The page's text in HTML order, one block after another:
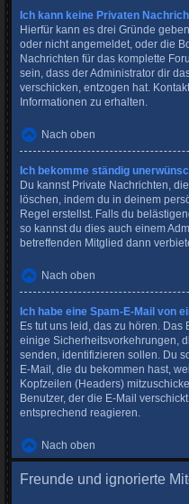
Ich kann keine Privaten
Hierfür kann es drei Gründe
oder nicht angemeldet, oder die
Nachrichten für das komplette
sein, dass der Administrator dir
verschicken, entzogen hat.
Informationen zu erhalten.
Nach oben
Ich bekomme ständig
Du kannst Private Nachrichten,
löschen, indem du in deinem
Regel erstellst. Falls du
so kannst du dies auch einem
betreffenden Mitglied dann
Nach oben
Ich habe eine Spam-E-Mail von
Es tut uns leid, das zu hören.
einige Sicherheitsvorkehrungen,
senden, identifizieren sollen. Du
E-Mail, die du bekommen hast,
Kopfzeilen (Headers)
Benutzer, der die E-Mail
entsprechend reagieren.
Nach oben
Freunde und ignorierte